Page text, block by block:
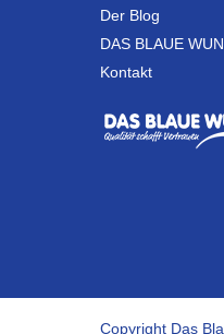
Der Blog
DAS BLAUE
Kontakt
Copyright Das